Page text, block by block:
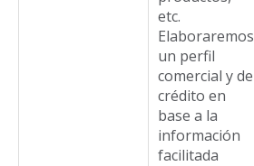
etc.
Elaboraremos
un perfil
comercial y de
crédito en
base a la
información
facilitada